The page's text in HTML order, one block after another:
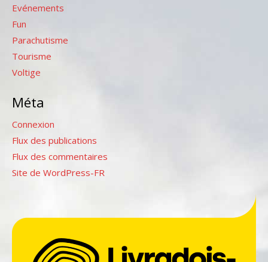
Evénements
Fun
Parachutisme
Tourisme
Voltige
Méta
Connexion
Flux des publications
Flux des commentaires
Site de WordPress-FR